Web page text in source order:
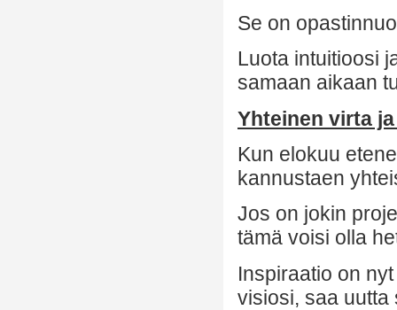
Se on
Luota intuitioosi
samaan aikaan
Yhteinen virta
Kun elokuu
kannustaen
Jos on jokin
tämä voisi olla
Inspiraatio on
visiosi, saa uutta